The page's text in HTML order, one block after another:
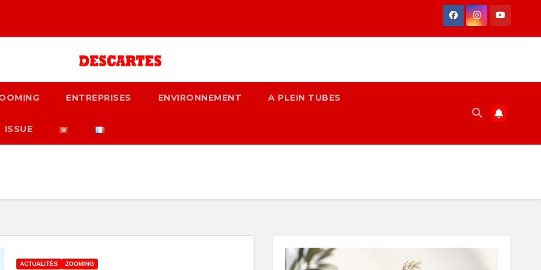
ENTREPRISES ENVIRONNEMENT A PLEIN TUBES
ISSUE
ACTUALITÉS ZOOMING